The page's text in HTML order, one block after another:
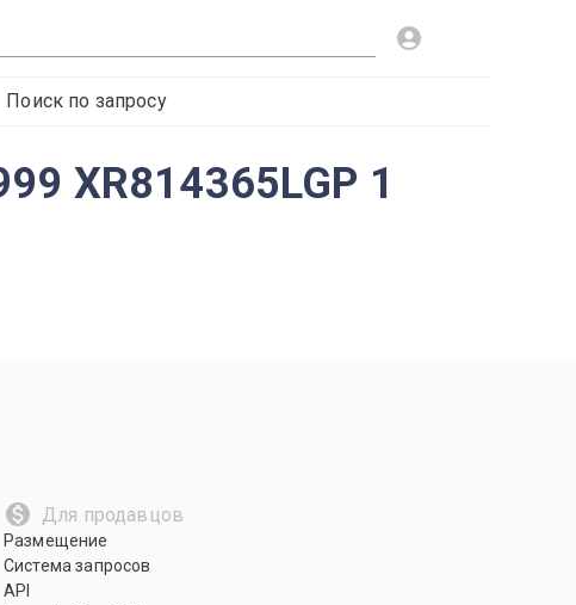
Поиск по запросу
XR814365LGP 1
Для продавцов
Размещение
Система запросов
API